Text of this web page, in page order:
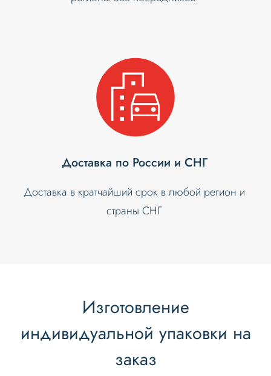
Доставка по России и СНГ
Доставка в кратчайший срок в любой регион и
страны СНГ
Изготовление
индивидуальной упаковки на
заказ